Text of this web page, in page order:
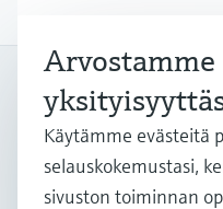
My Endress+Hauser
Lisää tehokkuutta ja säästä
Endress+Hauser -tilillä!
Arvostamme
Käytämme evästeitä
selauskokemustasi,
sivuston toiminnan